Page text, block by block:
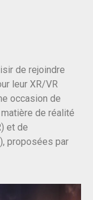
de rejoindre
leur XR/VR
occasion de
de réalité
et de
proposées par